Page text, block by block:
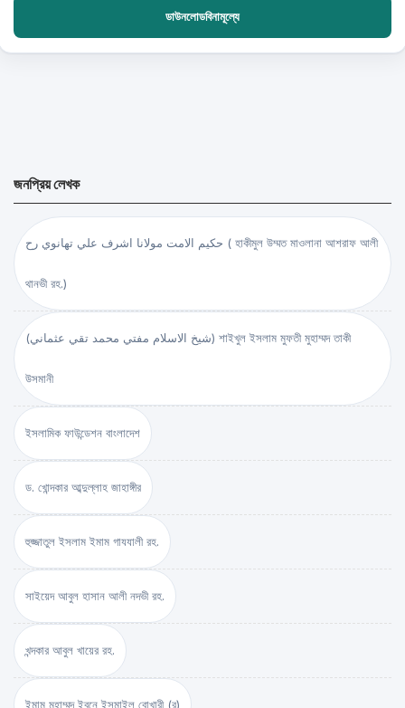
ডাউনলোডবিনামূল্যে
জনপ্রিয় লেখক
حكيم الامت مولانا اشرف علي تهانوي رح ( হাকীমুল উম্মত মাওলানা আশরাফ আলী
থানভী রহ.)
(شيخ الاسلام مفتي محمد تقي عثماني) শাইখুল ইসলাম মুফতী মুহাম্মদ তাকী
উসমানী
ইসলামিক ফাউন্ডেশন বাংলাদেশ
ড. খোন্দকার আব্দুল্লাহ জাহাঙ্গীর
হুজ্জাতুল ইসলাম ইমাম গাযযালী রহ.
সাইয়েদ আবুল হাসান আলী নদভী রহ.
খন্দকার আবুল খায়ের রহ.
ইমাম মুহাম্মদ ইবনে ইসমাইল বোখারী (র)